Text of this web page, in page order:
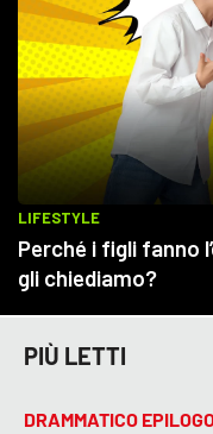
PIÙ LETTI
DRAMMATICO